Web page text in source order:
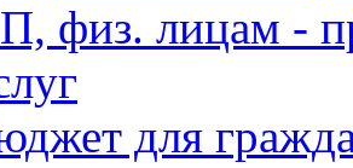
физ. лицам -
для